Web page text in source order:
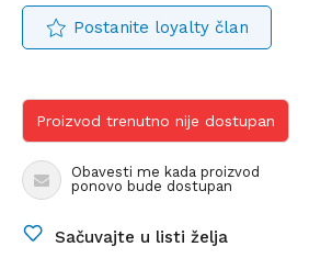
Postanite loyalty član
Proizvod trenutno nije dostupan
Obavesti me kada proizvod
ponovo bude dostupan
Sačuvajte u listi želja